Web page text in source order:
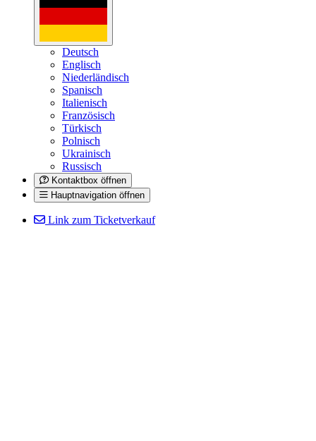
Deutsch
Englisch
Niederländisch
Spanisch
Italienisch
Französisch
Türkisch
Polnisch
Ukrainisch
Russisch
Kontaktbox öffnen
Hauptnavigation öffnen
Link zum Ticketverkauf